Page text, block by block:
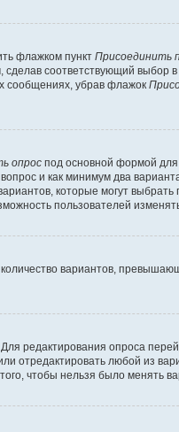
флажком пункт Присоединить
соответствующий выбор
сообщениях, убрав флажок
опрос под основной формой
и как минимум два
которые могут выбрать
пользователей
вариантов,
редактирования опроса
отредактировать любой из
чтобы нельзя было менять